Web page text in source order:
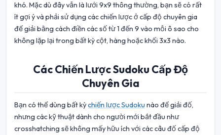
khó. Mặc dù đây vẫn là lưới 9x9 thông thường, bạn sẽ có rất
ít gợi ý và phải sử dụng các chiến lược ở cấp độ chuyên gia
để giải bằng cách điền các số từ 1 đến 9 vào mỗi ô sao cho
không lặp lại trong bất kỳ cột, hàng hoặc khối 3x3 nào.
Các Chiến Lược Sudoku Cấp Độ
Chuyên Gia
Bạn có thể dùng bất kỳchiến lược Sudoku nào để giải đố,
nhưng các kỹ thuật dành cho người mới bắt đầu như
crosshatching sẽ không mấy hữu ích với các câu đố cấp độ